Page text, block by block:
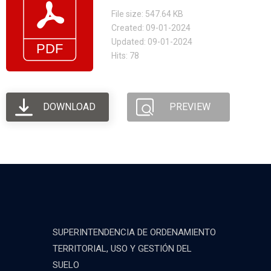
File size: 547.64 KB
Created: 09-01-2024
Updated: 09-01-2024
Hits: 78
DOWNLOAD PREVIEW
SUPERINTENDENCIA DE ORDENAMIENTO
TERRITORIAL, USO Y GESTIÓN DEL
SUELO